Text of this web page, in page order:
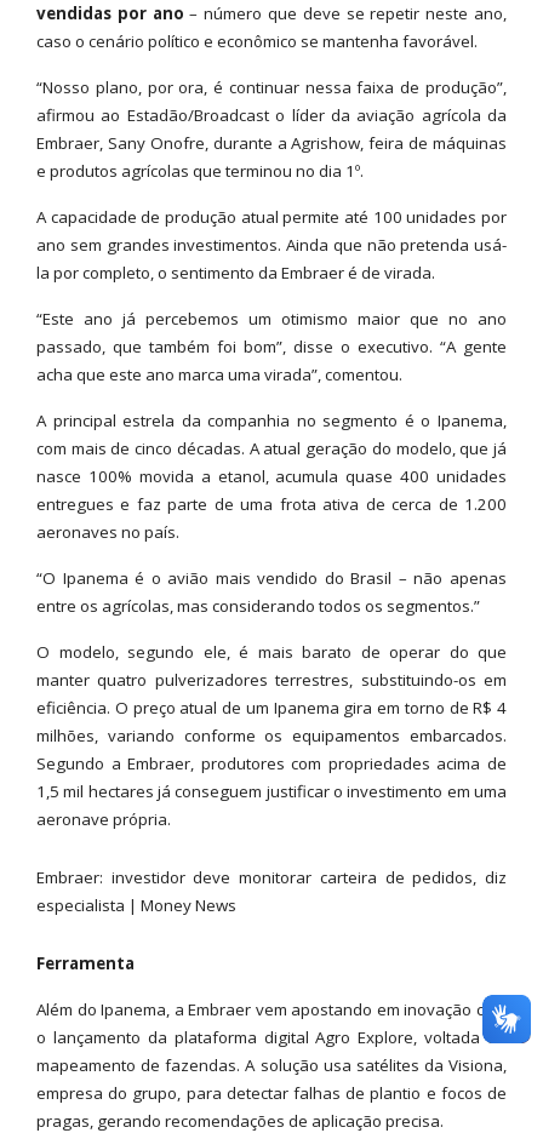
vendidas por ano – número que deve se repetir neste ano,
caso o cenário político e econômico se mantenha favorável.
“Nosso plano, por ora, é continuar nessa faixa de produção”,
afirmou ao Estadão/Broadcast o líder da aviação agrícola da
Embraer, Sany Onofre, durante a Agrishow, feira de máquinas
e produtos agrícolas que terminou no dia 1º.
A capacidade de produção atual permite até 100 unidades por
ano sem grandes investimentos. Ainda que não pretenda usá-
la por completo, o sentimento da Embraer é de virada.
“Este ano já percebemos um otimismo maior que no ano
passado, que também foi bom”, disse o executivo. “A gente
acha que este ano marca uma virada”, comentou.
A principal estrela da companhia no segmento é o Ipanema,
com mais de cinco décadas. A atual geração do modelo, que já
nasce 100% movida a etanol, acumula quase 400 unidades
entregues e faz parte de uma frota ativa de cerca de 1.200
aeronaves no país.
“O Ipanema é o avião mais vendido do Brasil – não apenas
entre os agrícolas, mas considerando todos os segmentos.”
O modelo, segundo ele, é mais barato de operar do que
manter quatro pulverizadores terrestres, substituindo-os em
eficiência. O preço atual de um Ipanema gira em torno de R$ 4
milhões, variando conforme os equipamentos embarcados.
Segundo a Embraer, produtores com propriedades acima de
1,5 mil hectares já conseguem justificar o investimento em uma
aeronave própria.
Embraer: investidor deve monitorar carteira de pedidos, diz
especialista | Money News
Ferramenta
Além do Ipanema, a Embraer vem apostando em inovação com
o lançamento da plataforma digital Agro Explore, voltada ao
mapeamento de fazendas. A solução usa satélites da Visiona,
empresa do grupo, para detectar falhas de plantio e focos de
pragas, gerando recomendações de aplicação precisa.